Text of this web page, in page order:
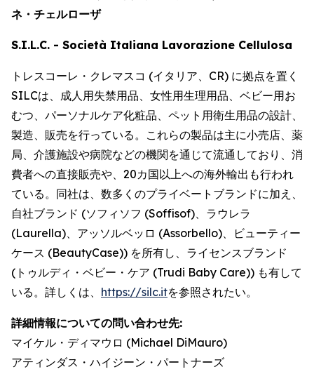
ネ・チェルローザ
S.I.L.C. - Società Italiana Lavorazione Cellulosa
トレスコーレ・クレマスコ (イタリア、CR) に拠点を置く
SILCは、成人用失禁用品、女性用生理用品、ベビー用お
むつ、パーソナルケア化粧品、ペット用衛生用品の設計、
製造、販売を行っている。これらの製品は主に小売店、薬
局、介護施設や病院などの機関を通じて流通しており、消
費者への直接販売や、20カ国以上への海外輸出も行われ
ている。同社は、数多くのプライベートブランドに加え、
自社ブランド (ソフィソフ (Soffisof)、ラウレラ
(Laurella)、アッソルベッロ (Assorbello)、ビューティー
ケース (BeautyCase)) を所有し、ライセンスブランド
(トゥルディ・ベビー・ケア (Trudi Baby Care)) も有して
いる。詳しくは、 https://silc.itを参照されたい。
詳細情報についての問い合わせ先:
マイケル・ディマウロ (Michael DiMauro)
アティンダス・ハイジーン・パートナーズ